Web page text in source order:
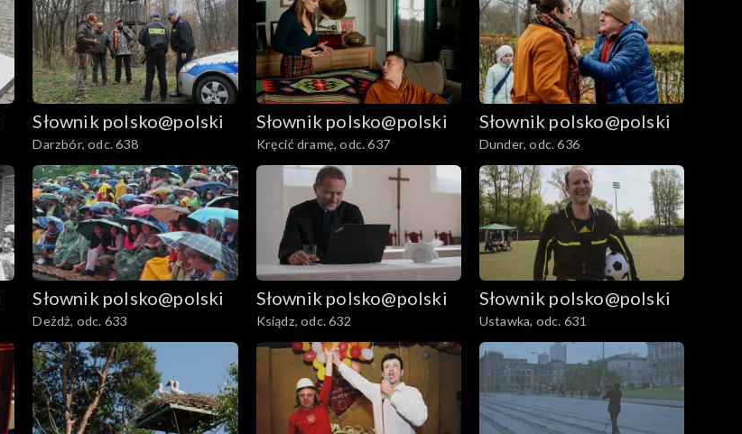
Słownik polsko@polski
Darzbór, odc. 638
Słownik polsko@polski
Kręcić dramę, odc. 637
Słownik polsko@polski
Dunder, odc. 636
Słownik polsko@polski
Deżdż, odc. 633
Słownik polsko@polski
Ksiądz, odc. 632
Słownik polsko@polski
Ustawka, odc. 631